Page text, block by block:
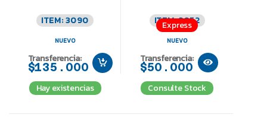
ITEM: 3090
NUEVO
Transferencia:
$135.000
Hay existencias
Express
ITEM: 3052
NUEVO
Transferencia:
$50.000
Consulte Stock